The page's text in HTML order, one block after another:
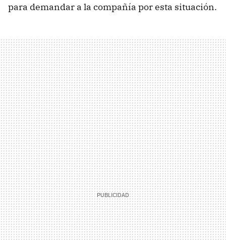
para demandar a la compañía por esta situación.